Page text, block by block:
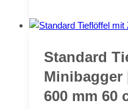
löf­
MS03
Mi­
ni­
Stan­dard
Mi­ni­bag­ger
600 mm 60